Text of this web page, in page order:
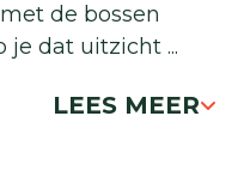
de bossen
je dat uitzicht ...
LEES MEER